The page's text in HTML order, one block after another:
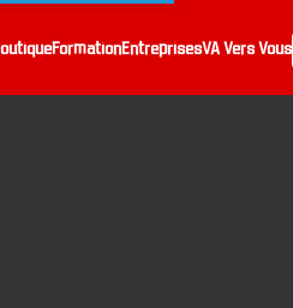
FormationEntreprisesVA Vers Vous